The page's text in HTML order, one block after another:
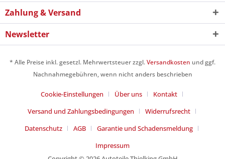
Zahlung & Versand
Newsletter
* Alle Preise inkl. gesetzl. Mehrwertsteuer zzgl.Versandkosten und ggf.
Nachnahmegebühren, wenn nicht anders beschrieben
Cookie-Einstellungen Über uns
Kontakt
Versand und Zahlungsbedingungen
Widerrufsrecht
Datenschutz
AGB
Garantie und Schadensmeldung
Impressum